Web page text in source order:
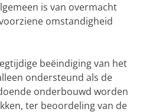
is van overmacht
omstandigheid
beëindiging van het
ondersteund als de
onderbouwd worden
ter beoordeling van de